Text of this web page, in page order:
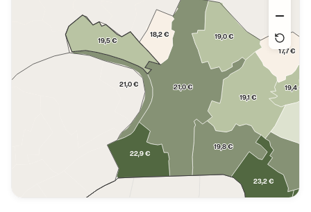
19,8 €
19,4 €
19,1 €
17,7 €
21,0 €
23,2 €
21,0 €
22,9 €
19,0 €
18,2 €
19,5 €